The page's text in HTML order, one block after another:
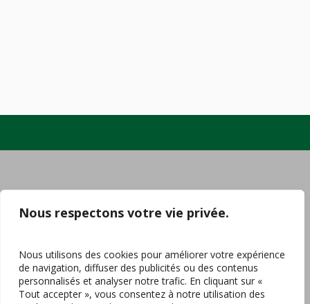
Nous respectons votre vie privée.
Nous utilisons des cookies pour améliorer votre expérience
de navigation, diffuser des publicités ou des contenus
personnalisés et analyser notre trafic. En cliquant sur «
Tout accepter », vous consentez à notre utilisation des